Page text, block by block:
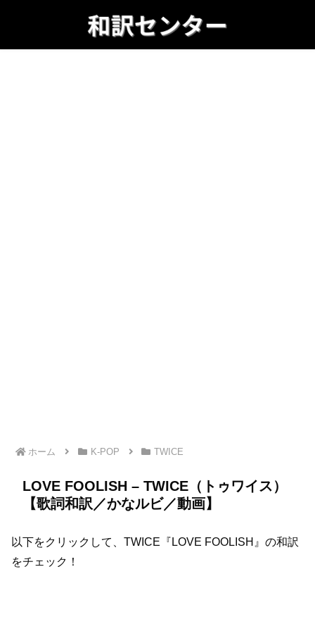
ホーム K-POP TWICE
LOVE FOOLISH – TWICE（トゥワイス）
【歌詞和訳／かなルビ／動画】
以下をクリックして、TWICE『LOVE FOOLISH』の和訳
をチェック！